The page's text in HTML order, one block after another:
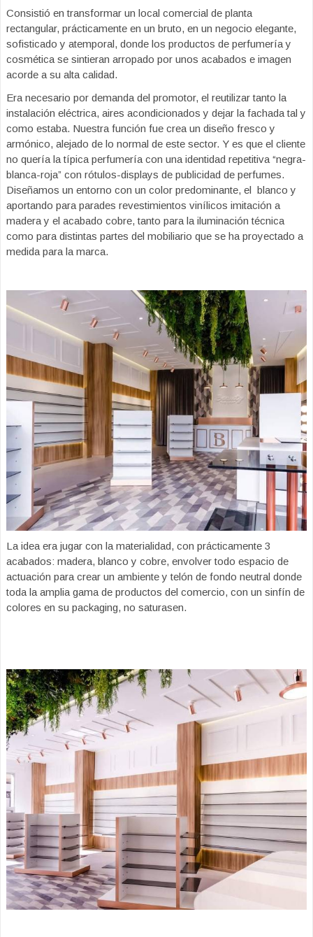
Consistió en transformar un local comercial de planta
rectangular, prácticamente en un bruto, en un negocio elegante,
sofisticado y atemporal, donde los productos de perfumería y
cosmética se sintieran arropado por unos acabados e imagen
acorde a su alta calidad.
Era necesario por demanda del promotor, el reutilizar tanto la
instalación eléctrica, aires acondicionados y dejar la fachada tal y
como estaba. Nuestra función fue crea un diseño fresco y
armónico, alejado de lo normal de este sector. Y es que el cliente
no quería la típica perfumería con una identidad repetitiva “negra-
blanca-roja” con rótulos-displays de publicidad de perfumes.
Diseñamos un entorno con un color predominante, el blanco y
aportando para parades revestimientos vinílicos imitación a
madera y el acabado cobre, tanto para la iluminación técnica
como para distintas partes del mobiliario que se ha proyectado a
medida para la marca.
La idea era jugar con la materialidad, con prácticamente 3
acabados: madera, blanco y cobre, envolver todo espacio de
actuación para crear un ambiente y telón de fondo neutral donde
toda la amplia gama de productos del comercio, con un sinfín de
colores en su packaging, no saturasen.